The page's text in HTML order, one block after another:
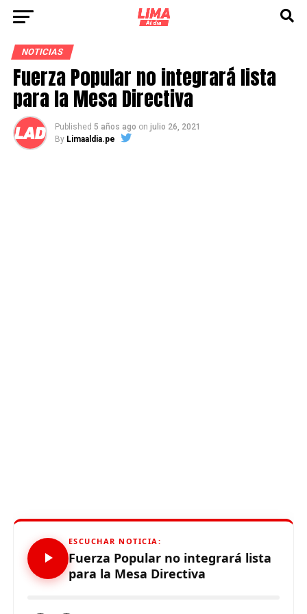
NOTICIAS
Fuerza Popular no integrará lista
para la Mesa Directiva
Published 5 años ago on julio 26, 2021
By Limaaldia.pe
ESCUCHAR NOTICIA:
Fuerza Popular no integrará lista
para la Mesa Directiva